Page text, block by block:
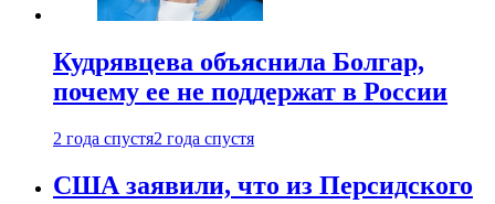
Кудрявцева объяснила Болгар,
почему ее не поддержат в России
2 года спустя2 года спустя
США заявили, что из Персидского